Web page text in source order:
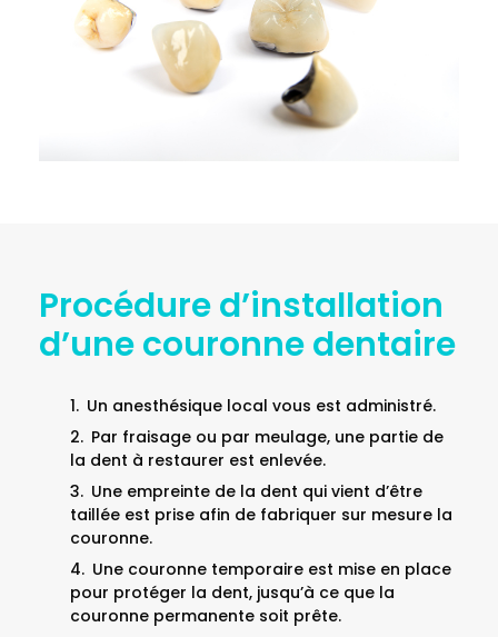
Procédure d’installation
d’une couronne dentaire
Un anesthésique local vous est administré.
Par fraisage ou par meulage, une partie de
la dent à restaurer est enlevée.
Une empreinte de la dent qui vient d’être
taillée est prise afin de fabriquer sur mesure la
couronne.
Une couronne temporaire est mise en place
pour protéger la dent, jusqu’à ce que la
couronne permanente soit prête.